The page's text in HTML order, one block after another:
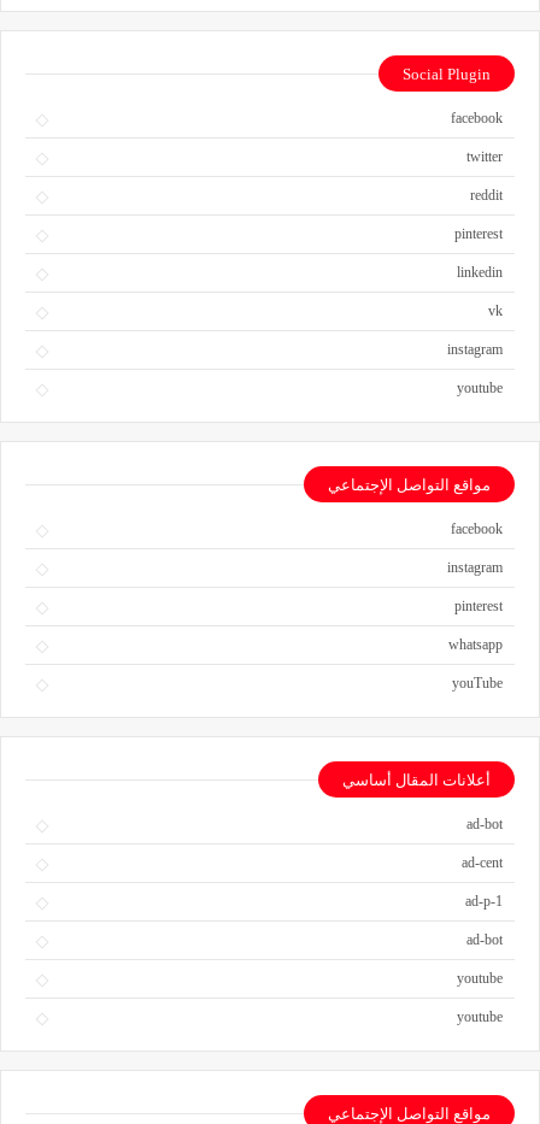
Social Plugin
facebook
twitter
reddit
pinterest
linkedin
vk
instagram
youtube
مواقع التواصل الإجتماعي
facebook
instagram
pinterest
whatsapp
youTube
أعلانات المقال أساسي
ad-bot
ad-cent
ad-p-1
ad-bot
youtube
youtube
مواقع التواصل الإجتماعي